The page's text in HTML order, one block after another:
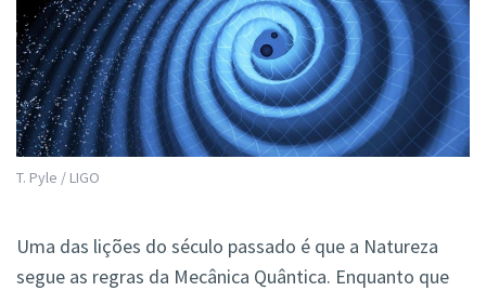
T. Pyle / LIGO
Uma das lições do século passado é que a Natureza
segue as regras da Mecânica Quântica. Enquanto que